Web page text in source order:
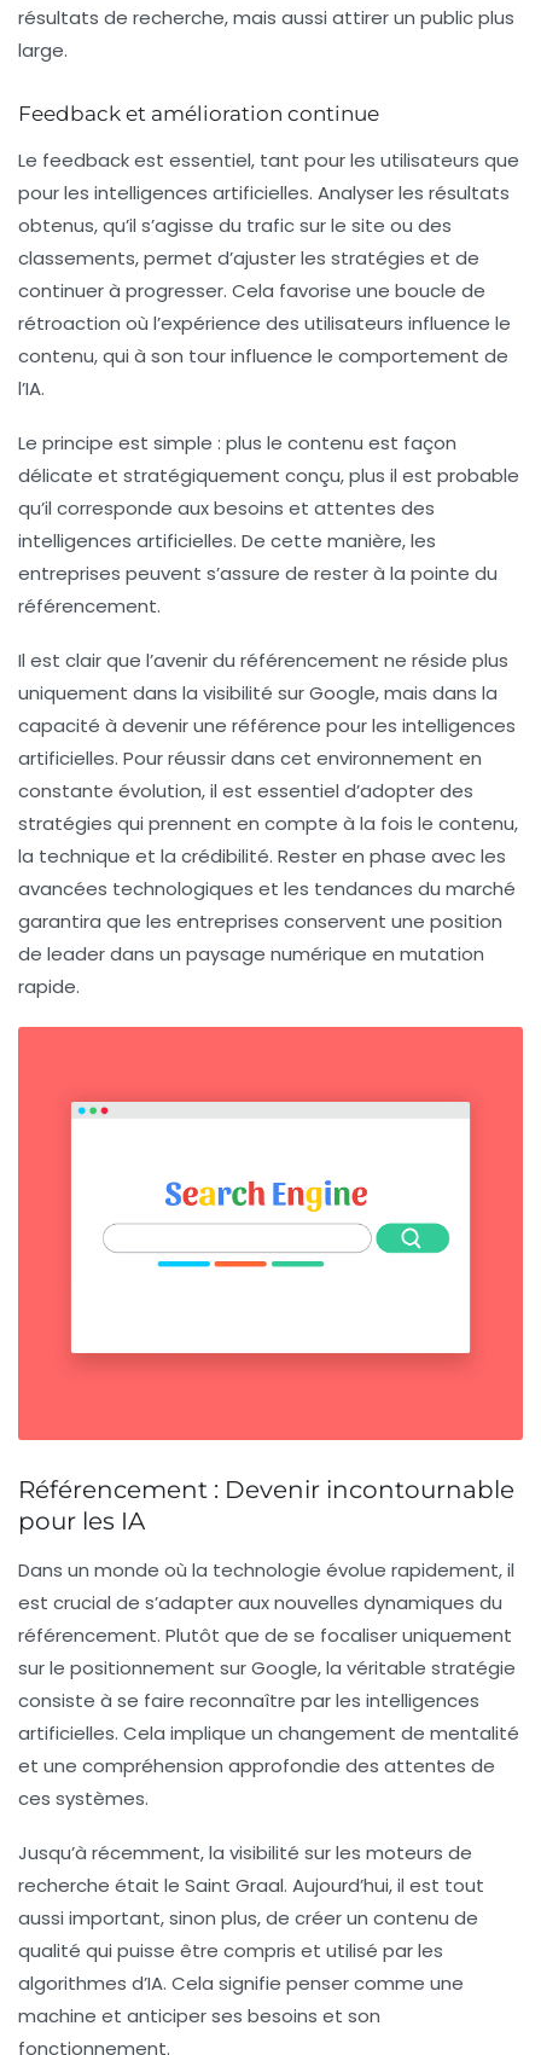
résultats de recherche, mais aussi attirer un public plus
large.
Feedback et amélioration continue
Le feedback est essentiel, tant pour les utilisateurs que
pour les intelligences artificielles. Analyser les résultats
obtenus, qu’il s’agisse du trafic sur le site ou des
classements, permet d’ajuster les stratégies et de
continuer à progresser. Cela favorise une boucle de
rétroaction où l’expérience des utilisateurs influence le
contenu, qui à son tour influence le comportement de
l’IA.
Le principe est simple : plus le contenu est façon
délicate et stratégiquement conçu, plus il est probable
qu’il corresponde aux besoins et attentes des
intelligences artificielles. De cette manière, les
entreprises peuvent s’assure de rester à la pointe du
référencement.
Il est clair que l’avenir du référencement ne réside plus
uniquement dans la visibilité sur Google, mais dans la
capacité à devenir une référence pour les intelligences
artificielles. Pour réussir dans cet environnement en
constante évolution, il est essentiel d’adopter des
stratégies qui prennent en compte à la fois le contenu,
la technique et la crédibilité. Rester en phase avec les
avancées technologiques et les tendances du marché
garantira que les entreprises conservent une position
de leader dans un paysage numérique en mutation
rapide.
Référencement : Devenir incontournable
pour les IA
Dans un monde où la technologie évolue rapidement, il
est crucial de s’adapter aux nouvelles dynamiques du
référencement. Plutôt que de se focaliser uniquement
sur le positionnement sur Google, la véritable stratégie
consiste à se faire reconnaître par les intelligences
artificielles. Cela implique un changement de mentalité
et une compréhension approfondie des attentes de
ces systèmes.
Jusqu’à récemment, la visibilité sur les moteurs de
recherche était le Saint Graal. Aujourd’hui, il est tout
aussi important, sinon plus, de créer un contenu de
qualité qui puisse être compris et utilisé par les
algorithmes d’IA. Cela signifie penser comme une
machine et anticiper ses besoins et son
fonctionnement.